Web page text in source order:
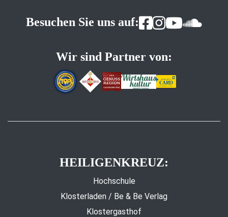
Besuchen Sie uns auf:
Wir sind Partner von:
HEILIGENKREUZ:
Hochschule
Klosterladen / Be & Be Verlag
Klostergasthof